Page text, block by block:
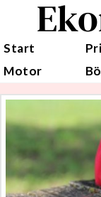
Start
Motor